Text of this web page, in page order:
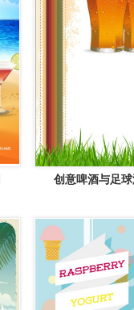
创意啤酒与足